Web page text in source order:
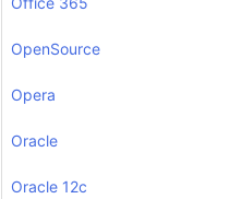
OpenSource
Opera
Oracle
Oracle 12c